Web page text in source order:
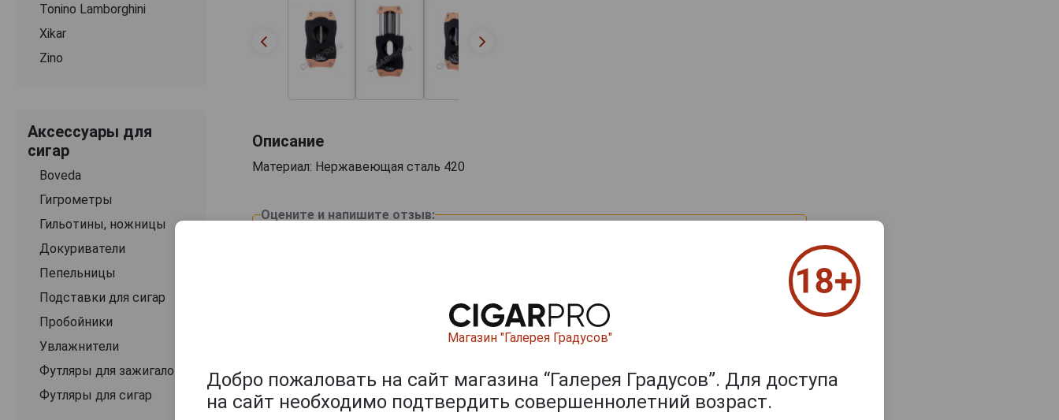
Tonino Lamborghini
Xikar
Zino
Аксессуары для
сигар
Boveda
Гигрометры
Гильотины, ножницы
Докуриватели
Пепельницы
Подставки для сигар
Пробойники
Увлажнители
Футляры для зажигалок
Футляры для сигар
Описание
Материал: Нержавеющая сталь 420
Оцените и напишите отзыв:
Магазин "Галерея Градусов"
Добро пожаловать на сайт магазина “Галерея Градусов”. Для доступа
на сайт необходимо подтвердить совершеннолетний возраст.